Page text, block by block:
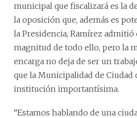
municipal que fiscalizará es la
la oposición que, además es
la Presidencia, Ramírez
magnitud de todo ello, pero la
encarga no deja de ser un
que la Municipalidad de Ciudad
institución importantísima.
“Estamos hablando de una